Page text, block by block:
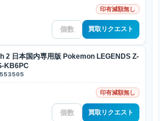
印有減額無し
買取リクエスト
2 日本国内専用版 Pokemon LEGENDS Z-
KB6PC
印有減額無し
買取リクエスト